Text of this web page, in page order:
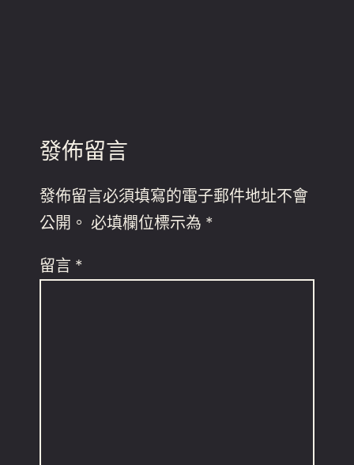
發佈留言
發佈留言必須填寫的電子郵件地址不會
公開。 必填欄位標示為 *
留言 *